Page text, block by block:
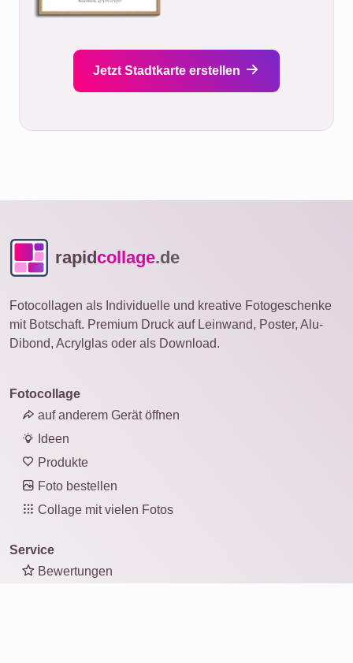
Jetzt Stadtkarte erstellen
rapidcollage.de
Fotocollagen als Individuelle und kreative Fotogeschenke
mit Botschaft. Premium Druck auf Leinwand, Poster, Alu-
Dibond, Acrylglas oder als Download.
Fotocollage
auf anderem Gerät öffnen
Ideen
Produkte
Foto bestellen
Collage mit vielen Fotos
Service
Bewertungen